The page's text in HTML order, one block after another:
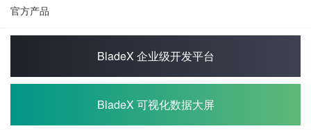
官方产品
BladeX 企业级开发平台
BladeX 可视化数据大屏